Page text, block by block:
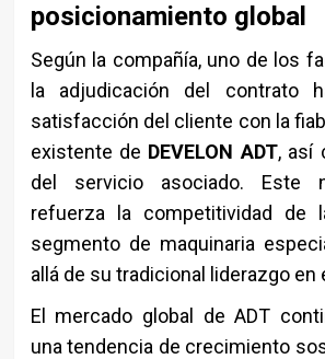
posicionamiento global
Según la compañía, uno de los
la adjudicación del contrato
satisfacción del cliente con la
existente de DEVELON ADT, así
del servicio asociado. Este
refuerza la competitividad de
segmento de maquinaria
allá de su tradicional liderazgo en
El mercado global de ADT
una tendencia de crecimiento